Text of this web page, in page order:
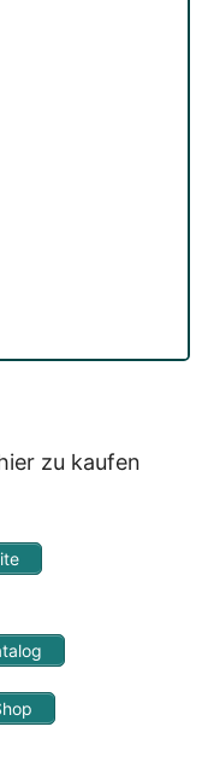
Mail, in der Sie um
durch
werden
diesen Service!
zu kaufen